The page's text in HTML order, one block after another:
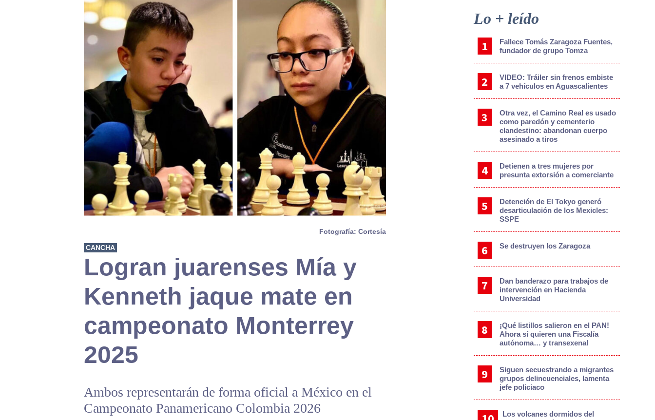
Fotografía: Cortesía
CANCHA
Logran juarenses Mía y
Kenneth jaque mate en
campeonato Monterrey
2025
Ambos representarán de forma oficial a México en el
Campeonato Panamericano Colombia 2026
Sidebar
Lo + leído
Fallece Tomás Zaragoza Fuentes,
fundador de grupo Tomza
VIDEO: Tráiler sin frenos embiste
a 7 vehículos en Aguascalientes
Otra vez, el Camino Real es usado
como paredón y cementerio
clandestino: abandonan cuerpo
asesinado a tiros
Detienen a tres mujeres por
presunta extorsión a comerciante
Detención de El Tokyo generó
desarticulación de los Mexicles:
SSPE
Se destruyen los Zaragoza
Dan banderazo para trabajos de
intervención en Hacienda
Universidad
¡Qué listillos salieron en el PAN!
Ahora sí quieren una Fiscalía
autónoma… y transexenal
Siguen secuestrando a migrantes
grupos delincuenciales, lamenta
jefe policiaco
Los volcanes dormidos del